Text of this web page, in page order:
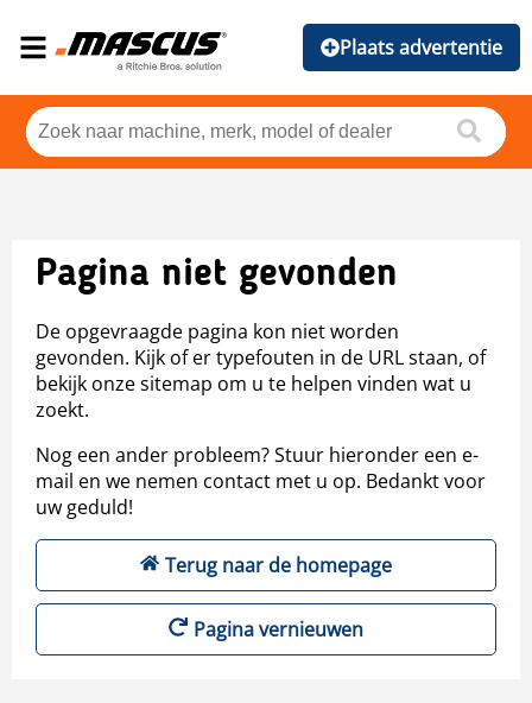
Plaats advertentie
Pagina niet gevonden
De opgevraagde pagina kon niet worden
gevonden. Kijk of er typefouten in de URL staan, of
bekijk onze sitemap om u te helpen vinden wat u
zoekt.
Nog een ander probleem? Stuur hieronder een e-
mail en we nemen contact met u op. Bedankt voor
uw geduld!
Terug naar de homepage
Pagina vernieuwen